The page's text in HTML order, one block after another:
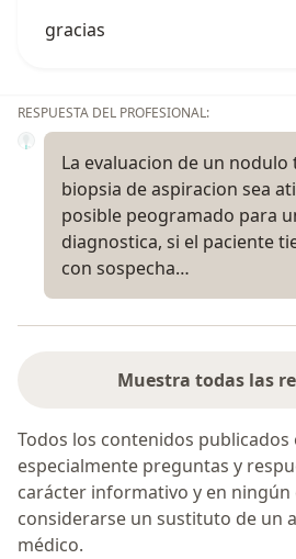
gracias
RESPUESTA DEL PROFESIONAL:
La evaluacion de un nodulo
biopsia de aspiracion sea
posible peogramado para
diagnostica, si el paciente
con sospecha…
Muestra todas las
Todos los contenidos publicados
especialmente preguntas y
carácter informativo y en ningún
considerarse un sustituto de un
médico.